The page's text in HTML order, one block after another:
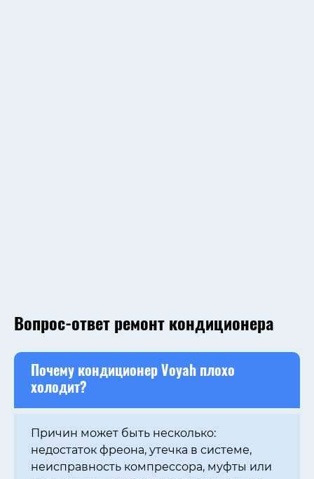
Вопрос-ответ ремонт кондиционера
Почему кондиционер Voyah плохо
холодит?
Причин может быть несколько:
недостаток фреона, утечка в системе,
неисправность компрессора, муфты или